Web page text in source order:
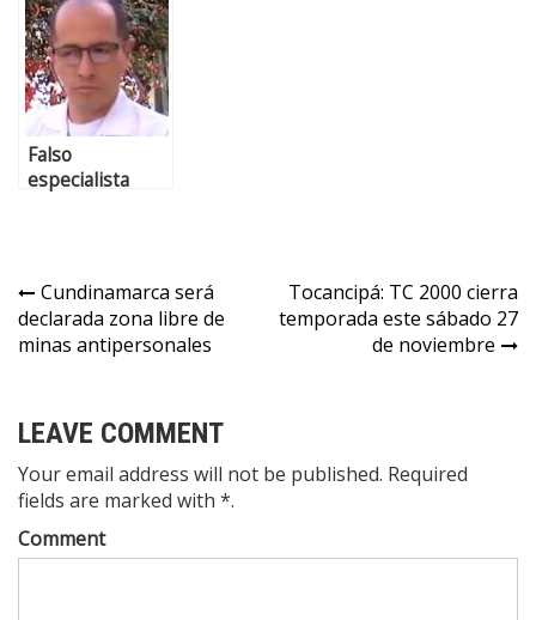
móviles,
fuentes
principales para
informarse en
Colombia
Falso
especialista
nombre de la U.
Sabana
Cundinamarca será
declarada zona libre de
minas antipersonales
Tocancipá: TC 2000 cierra
temporada este sábado 27
de noviembre
LEAVE COMMENT
Your email address will not be published. Required
fields are marked with *.
Comment